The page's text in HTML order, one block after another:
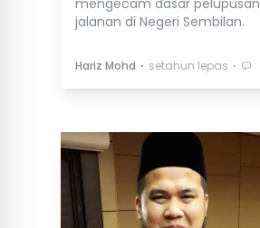
mengecam dasar
jalanan di Negeri Sembilan.
Hariz Mohd ⋅ setahun lepas ⋅